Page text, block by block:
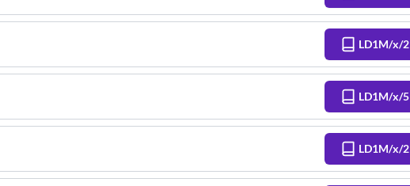
LD1M/x/2
LD1M/x/5
LD1M/x/2